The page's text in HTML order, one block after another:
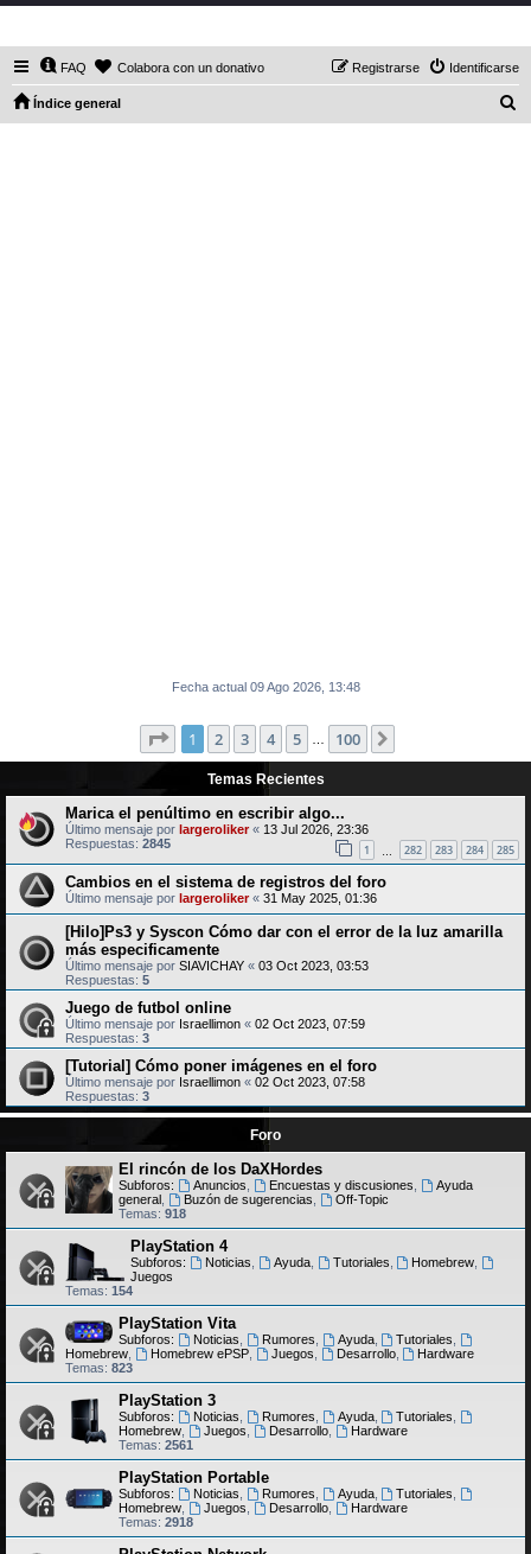
FAQ Colabora con un donativo Identificarse
Registrarse
Índice general
Fecha actual 09 Ago 2026, 13:48
Página de 100
1 2 3 4 5 100
Temas Recientes
Marica el penúltimo en escribir algo...
Último mensaje por largeroliker« 13 Jul 2026, 23:36
Respuestas: 2845 1 282 283 284 285
Cambios en el sistema de registros del foro
Último mensaje por largeroliker« 31 May 2025, 01:36
[Hilo]Ps3 y Syscon Cómo dar con el error de la luz amarilla
más especificamente
Último mensaje por SIAVICHAY « 03 Oct 2023, 03:53
Respuestas: 5
Juego de futbol online
Último mensaje por Israellimon « 02 Oct 2023, 07:59
Respuestas: 3
[Tutorial] Cómo poner imágenes en el foro
Último mensaje por Israellimon « 02 Oct 2023, 07:58
Respuestas: 3
Foro
El rincón de los DaXHordes
Subforos: Anuncios Encuestas y discusiones
Ayuda
general
Buzón de sugerencias
Off-Topic
Temas: 918
PlayStation 4
Subforos: Noticias Ayuda, Tutoriales Homebrew
Juegos
Temas: 154
PlayStation Vita
Subforos: Noticias Rumores Ayuda, Tutoriales
Homebrew
Homebrew ePSP, Juegos Desarrollo,
Hardware
Temas: 823
PlayStation 3
Subforos: Noticias Rumores Ayuda, Tutoriales
Homebrew
Juegos Desarrollo,
Hardware
Temas: 2561
PlayStation Portable
Subforos: Noticias Rumores Ayuda, Tutoriales
Homebrew
Juegos Desarrollo,
Hardware
Temas: 2918